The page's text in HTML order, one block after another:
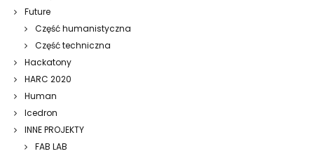
Future
Część humanistyczna
Część techniczna
Hackatony
HARC 2020
Human
Icedron
INNE PROJEKTY
FAB LAB